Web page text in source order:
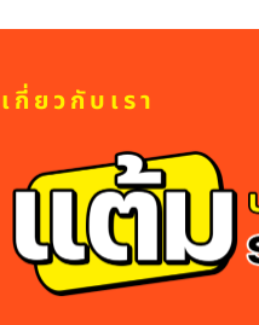
เกี่ยวกับเรา